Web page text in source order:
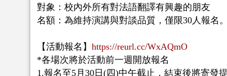
對象：校內外所有對法語翻譯有興趣的朋友
名額：為維持演講與對談品質，僅限30人報名
【活動報名】 https://reurl.cc/WxAQmO
*各場次將於活動前一週開放報名
1.報名至5月30日(四)中午截止，結束後將寄發